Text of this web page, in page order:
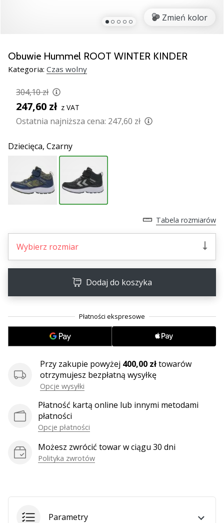
wszystkie
artykuły
Zmień kolor
Obuwie Hummel ROOT WINTER KINDER
Kategoria: Czas wolny
304,10 zł
247,60 zł z VAT
Ostatnia najniższa cena: 247,60 zł
Dziecięca, Czarny
Tabela rozmiarów
Wybierz rozmiar
Dodaj do koszyka
Przy zakupie powyżej 400,00 złtowarów
otrzymujesz bezpłatną wysyłkę
Opcje wysyłki
Płatność kartą online lub innymi metodami
płatności
Opcje płatności
Możesz zwrócić towar w ciągu 30 dni
Polityka zwrotów
Parametry